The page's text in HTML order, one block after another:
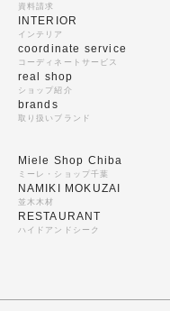
資料請求
INTERIOR
インテリア
coordinate service
コーディネートサービス
real shop
ショップ紹介
brands
取り扱いブランド
Miele Shop Chiba
ミーレ・ショップ千葉
NAMIKI MOKUZAI
並木木材
RESTAURANT
ハイドアンドシーク